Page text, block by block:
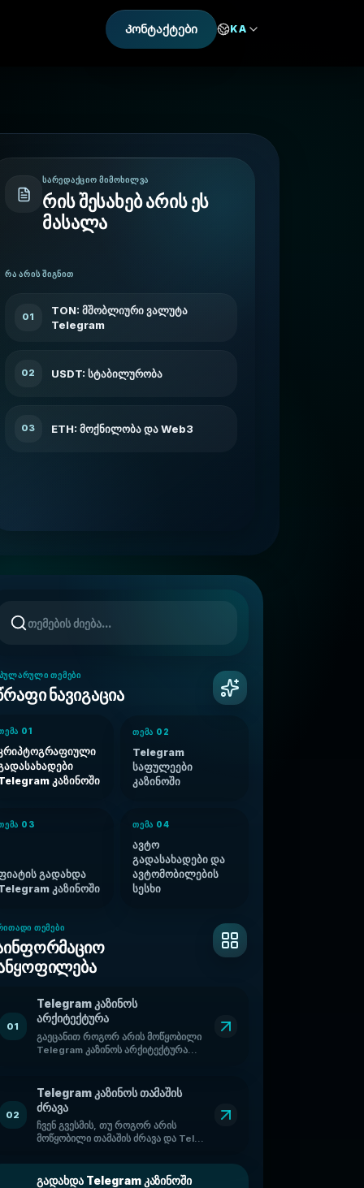
Კონტაქტები KA
ᲡᲐᲠᲔᲓᲐᲥᲪᲘᲝ ᲛᲘᲛᲝᲮᲘᲚᲕᲐ
რის შესახებ არის ეს
მასალა
ᲠᲐ ᲐᲠᲘᲡ ᲨᲘᲒᲜᲘᲗ
01
TON: მშობლიური ვალუტა
Telegram
02 USDT: სტაბილურობა
03 ETH: მოქნილობა და Web3
ᲗᲔᲛᲔᲑᲘ
ნავიგაცია
01
კაზინოში
ᲗᲔᲛᲐ 02
Telegram
საფულეები
კაზინოში
03
გადახდა
კაზინოში
ᲗᲔᲛᲐ 04
ავტო
გადასახადები და
ავტომობილების
სესხი
ᲗᲔᲛᲔᲑᲘ
01
Telegram კაზინოს
არქიტექტურა
გაეცანით როგორ არის მოწყობილი
Telegram კაზინოს არქიტექტურა...
02
Telegram კაზინოს თამაშის
ძრავა
ჩვენ გვესმის, თუ როგორ არის
მოწყობილი თამაშის ძრავა და Tel...
გადახდა Telegram კაზინოში